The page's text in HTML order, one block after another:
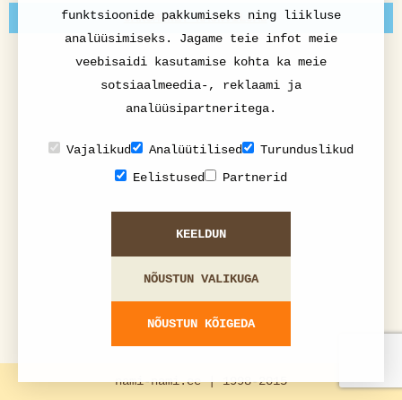
JÄRGMINE: KAUNVILJAD
nami-nami.ee | 1998-2015
funktsioonide pakkumiseks ning liikluse
analüüsimiseks. Jagame teie infot meie
veebisaidi kasutamise kohta ka meie
sotsiaalmeedia-, reklaami ja
analüüsipartneritega.
Vajalikud Analüütilised
Turunduslikud
Eelistused
Partnerid
KEELDUN
NÕUSTUN VALIKUGA
NÕUSTUN KÕIGEDA